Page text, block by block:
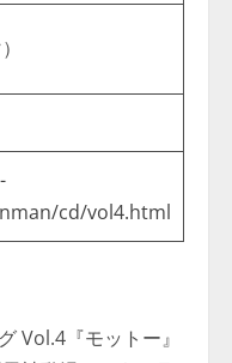
cd/vol4.html
Vol.4『モットー』